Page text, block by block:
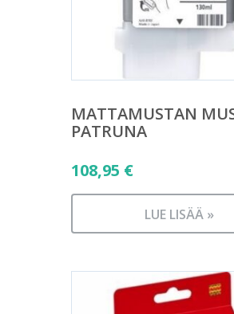
MATTAMUSTAN
PATRUNA
108,95 €
LUE LISÄÄ »